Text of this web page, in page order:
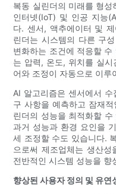
복동 실린더의 미래를 형
인터넷(IoT) 및 인공 지능
다. 센서, 액추에이터 및
린더는 시스템의 다른 구
변화하는 조건에 적응할
는 압력, 온도, 위치를 실
어와 조정이 자동으로 이루
AI 알고리즘은 센서에서
구 사항을 예측하고 잠재
린더의 성능을 최적화할
과거 성능과 환경 요인을
세 조정할 수도 있습니다.
으로써 제조업체는 생산
전반적인 시스템 성능을 향
향상된 사용자 정의 및 유연